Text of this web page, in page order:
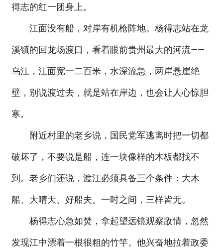
得志的红一团身上。
江面没有船，对岸有机枪阵地。杨得志站在龙
溪镇的回龙场渡口，看着眼前贵州最大的河流——
乌江，江面宽一二百米，水深流急，两岸悬崖绝
壁，别说渡过去，就是站在岸边，也会让人心惊胆
寒。
附近村里的老乡说，国民党军逃离时把一切都
破坏了，不要说是船，连一块像样的木板都找不
到。老乡们还说，渡江必须具备三个条件：大木
船、大晴天、好船夫。一时之间，三样皆无。
杨得志心急如焚，拿起望远镜观察敌情，忽然
发现江中漂着一根很粗的竹竿。他兴奋地拉着政委